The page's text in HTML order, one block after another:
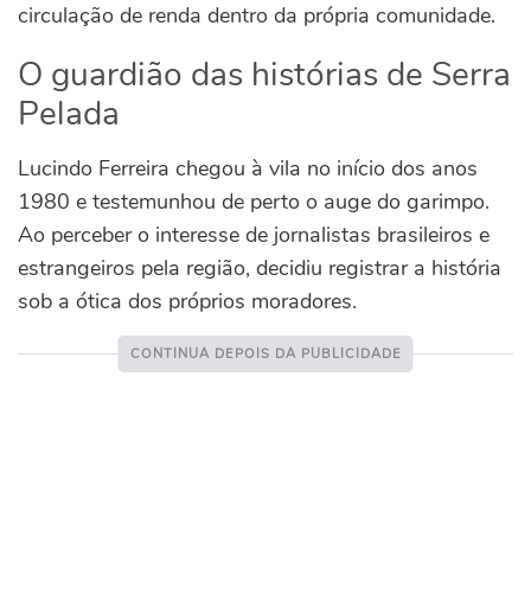
circulação de renda dentro da própria comunidade.
O guardião das histórias de Serra
Pelada
Lucindo Ferreira chegou à vila no início dos anos
1980 e testemunhou de perto o auge do garimpo.
Ao perceber o interesse de jornalistas brasileiros e
estrangeiros pela região, decidiu registrar a história
sob a ótica dos próprios moradores.